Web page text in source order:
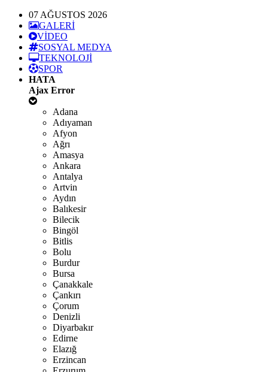
07 AĞUSTOS 2026
GALERİ
VİDEO
SOSYAL MEDYA
TEKNOLOJİ
SPOR
HATA
Ajax Error
Adana
Adıyaman
Afyon
Ağrı
Amasya
Ankara
Antalya
Artvin
Aydın
Balıkesir
Bilecik
Bingöl
Bitlis
Bolu
Burdur
Bursa
Çanakkale
Çankırı
Çorum
Denizli
Diyarbakır
Edirne
Elazığ
Erzincan